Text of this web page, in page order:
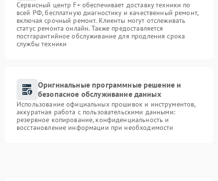
Сервисный центр F+ обеспечивает доставку техники по
всей РФ, бесплатную диагностику и качественный ремонт,
включая срочный ремонт. Клиенты могут отслеживать
статус ремонта онлайн. Также предоставляется
постгарантийное обслуживание для продления срока
службы техники
Оригинальные программные решение и
безопасное обслуживание данных
Использование официальных прошивок и инструментов,
аккуратная работа с пользовательскими данными:
резервное копирование, конфиденциальность и
восстановление информации при необходимости